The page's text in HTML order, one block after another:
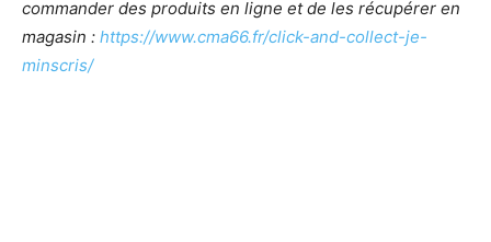
commander des produits en ligne et de les récupérer en
magasin : https://www.cma66.fr/click-and-collect-je-
minscris/